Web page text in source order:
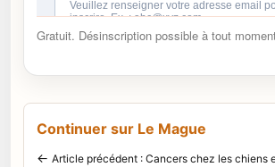
Gratuit. Désinscription possible à tout
Continuer sur Le Mague
← Article précédent : Cancers chez les chiens